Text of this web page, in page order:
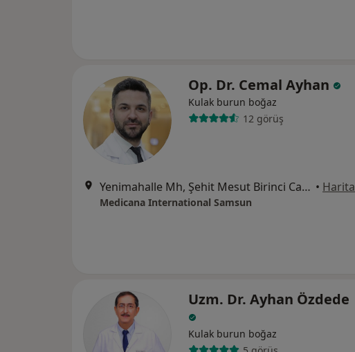
Op. Dr. Cemal Ayhan
Kulak burun boğaz
12 görüş
Yenimahalle Mh, Şehit Mesut Birinci Cad. No:85, Canik • Harita
Medicana International Samsun
Uzm. Dr. Ayhan Özdede
Kulak burun boğaz